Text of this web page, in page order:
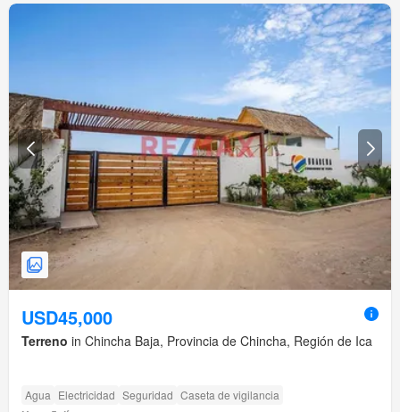
USD45,000
Terreno in Chincha Baja, Provincia de Chincha, Región de Ica
Agua Electricidad Seguridad Caseta de vigilancia